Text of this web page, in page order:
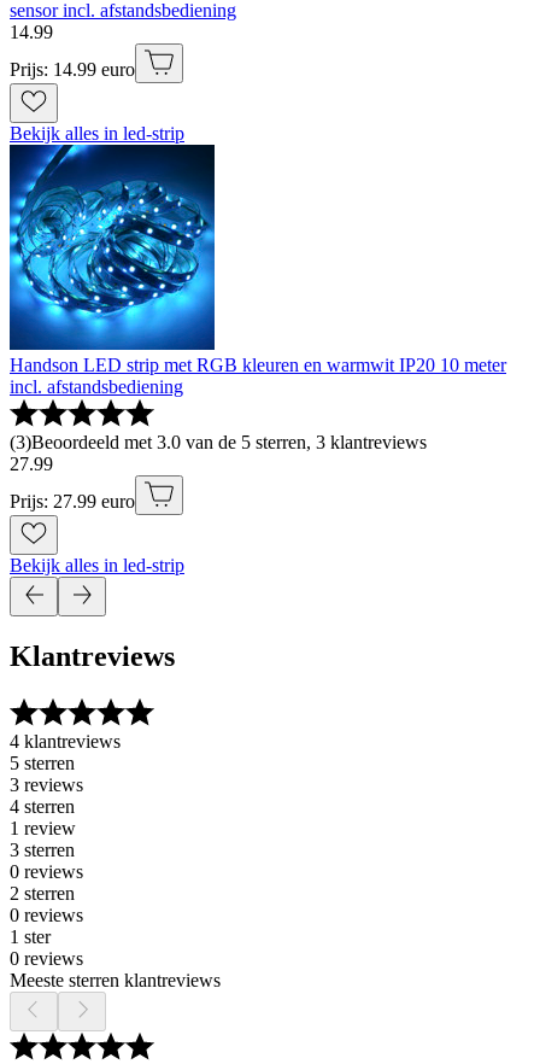
sensor incl. afstandsbediening
14.99
Prijs: 14.99 euro
Bekijk alles in led-strip
Handson LED strip met RGB kleuren en warmwit IP20 10 meter
incl. afstandsbediening
(3)Beoordeeld met 3.0 van de 5 sterren, 3 klantreviews
27.99
Prijs: 27.99 euro
Bekijk alles in led-strip
Klantreviews
4 klantreviews
5 sterren
3 reviews
4 sterren
1 review
3 sterren
0 reviews
2 sterren
0 reviews
1 ster
0 reviews
Meeste sterren klantreviews